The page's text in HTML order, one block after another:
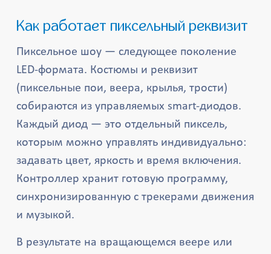
Как работает пиксельный реквизит
Пиксельное шоу — следующее поколение
LED-формата. Костюмы и реквизит
(пиксельные пои, веера, крылья, трости)
собираются из управляемых smart-диодов.
Каждый диод — это отдельный пиксель,
которым можно управлять индивидуально:
задавать цвет, яркость и время включения.
Контроллер хранит готовую программу,
синхронизированную с трекерами движения
и музыкой.
В результате на вращающемся веере или